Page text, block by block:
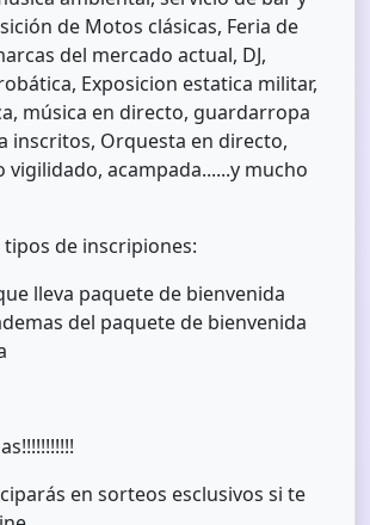
de Motos clásicas, Feria de
del mercado actual, DJ,
Exposicion estatica militar,
música en directo, guardarropa
inscritos, Orquesta en directo,
vigilidado, acampada......y mucho
tipos de inscripiones:
lleva paquete de bienvenida
del paquete de bienvenida
en sorteos esclusivos si te